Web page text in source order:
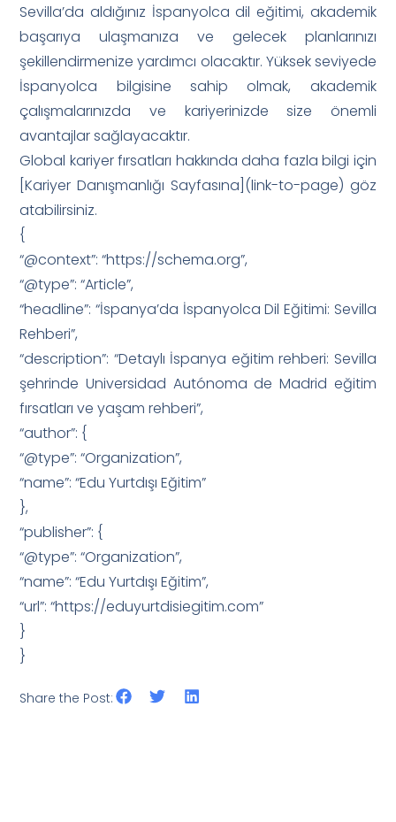
Sevilla’da aldığınız İspanyolca dil eğitimi, akademik
başarıya ulaşmanıza ve gelecek planlarınızı
şekillendirmenize yardımcı olacaktır. Yüksek seviyede
İspanyolca bilgisine sahip olmak, akademik
çalışmalarınızda ve kariyerinizde size önemli
avantajlar sağlayacaktır.
Global kariyer fırsatları hakkında daha fazla bilgi için
[Kariyer Danışmanlığı Sayfasına](link-to-page) göz
atabilirsiniz.
{
“@context”: “https://schema.org”,
“@type”: “Article”,
“headline”: “İspanya’da İspanyolca Dil Eğitimi: Sevilla
Rehberi”,
“description”: “Detaylı İspanya eğitim rehberi: Sevilla
şehrinde Universidad Autónoma de Madrid eğitim
fırsatları ve yaşam rehberi”,
“author”: {
“@type”: “Organization”,
“name”: “Edu Yurtdışı Eğitim”
},
“publisher”: {
“@type”: “Organization”,
“name”: “Edu Yurtdışı Eğitim”,
“url”: “https://eduyurtdisiegitim.com”
}
}
Share the Post: